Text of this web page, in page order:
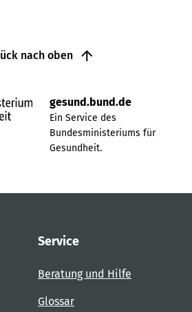
nach oben
gesund.bund.de
Ein Service des
Bundesministeriums für
Gesundheit.
Service
Beratung und Hilfe
Glossar